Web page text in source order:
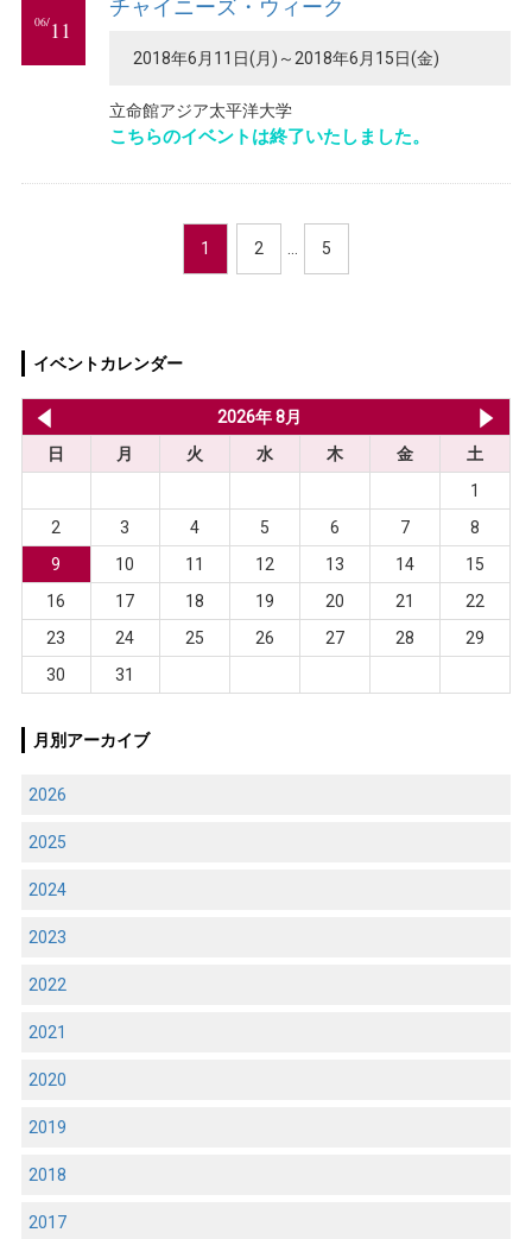
06/11
チャイニーズ・ウィーク
2018年6月11日(月)～2018年6月15日(金)
立命館アジア太平洋大学
こちらのイベントは終了いたしました。
1 2 5
イベントカレンダー
2026年 8月
日
月 火 水 木 金
土
1
2
3 4 5 6 7
8
9
10 11 12 13 14
15
16
17 18 19 20 21
22
23
24 25 26 27 28
29
30
31
月別アーカイブ
2026
2025
2024
2023
2022
2021
2020
2019
2018
2017